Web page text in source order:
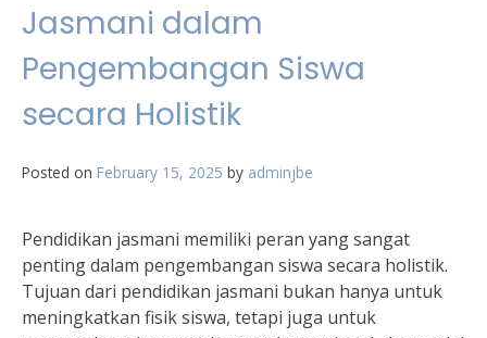
Jasmani dalam
Pengembangan Siswa
secara Holistik
Posted on February 15, 2025 by adminjbe
Pendidikan jasmani memiliki peran yang sangat
penting dalam pengembangan siswa secara holistik.
Tujuan dari pendidikan jasmani bukan hanya untuk
meningkatkan fisik siswa, tetapi juga untuk